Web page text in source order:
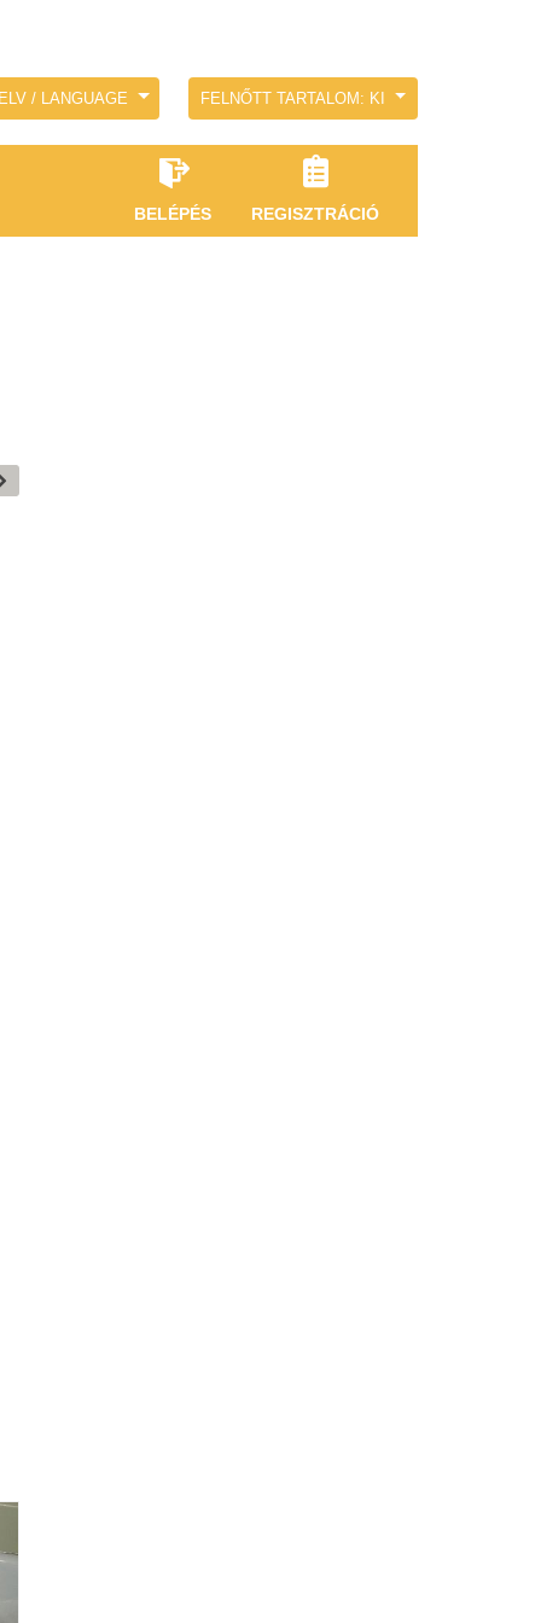
/ LANGUAGE FELNŐTT TARTALOM: KI
BELÉPÉS REGISZTRÁCIÓ